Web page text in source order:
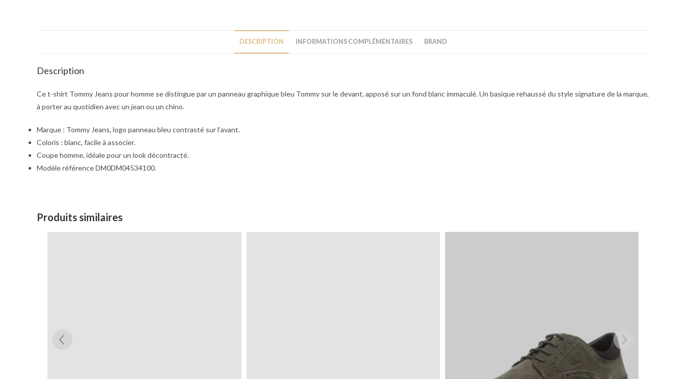
DESCRIPTION INFORMATIONS COMPLÉMENTAIRES BRAND
Description
Ce t-shirt Tommy Jeans pour homme se distingue par un panneau graphique bleu Tommy sur le devant, apposé sur un fond blanc immaculé. Un basique rehaussé du style signature de la marque,
à porter au quotidien avec un jean ou un chino.
Marque : Tommy Jeans, logo panneau bleu contrasté sur l’avant.
Coloris : blanc, facile à associer.
Coupe homme, idéale pour un look décontracté.
Modèle référence DM0DM04534100.
Produits similaires